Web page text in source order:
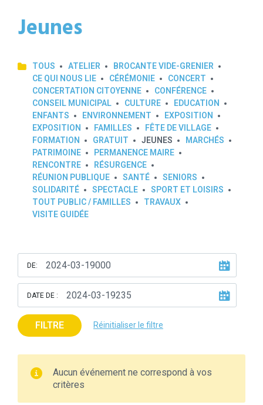
Jeunes
TOUS ATELIER
BROCANTE VIDE-GRENIER
CE QUI NOUS LIE
CÉRÉMONIE
CONCERT
CONCERTATION CITOYENNE
CONFÉRENCE
CONSEIL MUNICIPAL
CULTURE
EDUCATION
ENFANTS
ENVIRONNEMENT
EXPOSITION
EXPOSITION
FAMILLES
FÊTE DE VILLAGE
FORMATION
GRATUIT JEUNES
MARCHÉS
PATRIMOINE
PERMANENCE MAIRE
RENCONTRE
RÉSURGENCE
RÉUNION PUBLIQUE
SANTÉ
SENIORS
SOLIDARITÉ
SPECTACLE
SPORT ET LOISIRS
TOUT PUBLIC / FAMILLES
TRAVAUX
VISITE GUIDÉE
DE:
DATE DE :
FILTRE Réinitialiser le filtre
Aucun événement ne correspond à vos
critères